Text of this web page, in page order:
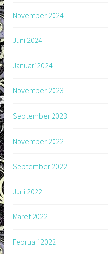
November 2024
Juni 2024
Januari 2024
November 2023
September 2023
November 2022
September 2022
Juni 2022
Maret 2022
Februari 2022